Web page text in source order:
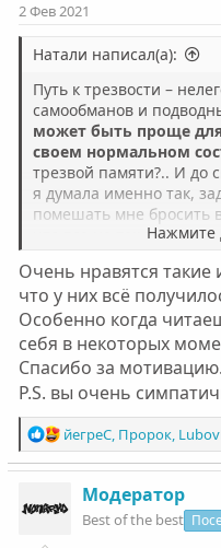
2 Фев 2021
Натали написал(а):
Путь к трезвости –
самообманов и
может быть проще
своем нормальном
трезвой памяти?.. И до
я думала именно так,
помешать мне бросить
что все не так просто…
Я романтизировала
не видела
психозащит. Абсолютно
начинающего
компания, пьяный угар
попробовать наркотики.
Сначала это был
кучу других
мефедроне. И тут
потребовалось менее
головой окунуться в
унижения, отхода,
Нажмите
Очень нравятся такие
что у них всё
Особенно когда
себя в некоторых
Спасибо за мотивацию.
P.S. вы очень
Р
е
а
ц
йегреС, Пророк,
Модератор
Best of the best